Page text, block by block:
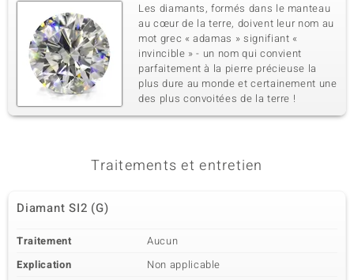
Les diamants, formés dans le manteau
au cœur de la terre, doivent leur nom au
mot grec « adamas » signifiant «
invincible » - un nom qui convient
parfaitement à la pierre précieuse la
plus dure au monde et certainement une
des plus convoitées de la terre !
Traitements et entretien
Diamant SI2 (G)
Traitement
Aucun
Explication
Non applicable